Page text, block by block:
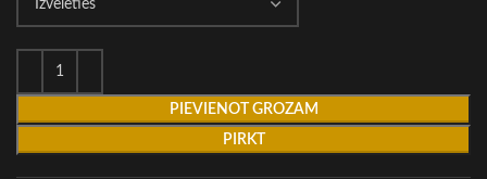
PIEVIENOT GROZAM
PIRKT